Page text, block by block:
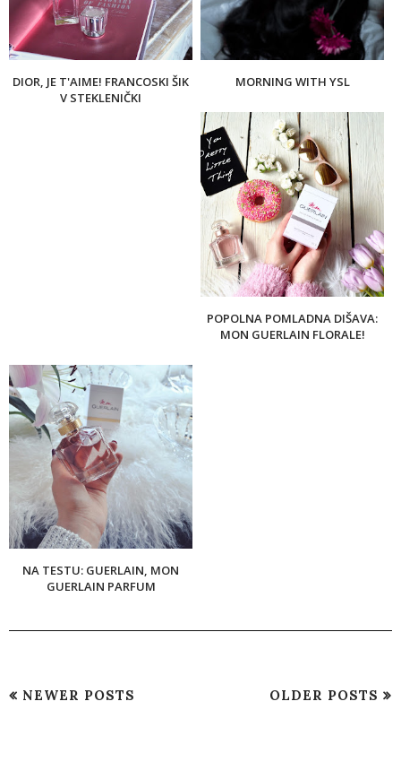
DIOR, JE T'AIME! FRANCOSKI ŠIK
V STEKLENIČKI
MORNING WITH YSL
POPOLNA POMLADNA DIŠAVA:
MON GUERLAIN FLORALE!
NA TESTU: GUERLAIN, MON
GUERLAIN PARFUM
NEWER POSTS OLDER POSTS